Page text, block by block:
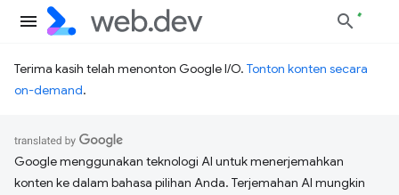
Terima kasih telah menonton Google I/O. Tonton konten secara
on-demand.
Google menggunakan teknologi AI untuk menerjemahkan
konten ke dalam bahasa pilihan Anda. Terjemahan AI mungkin